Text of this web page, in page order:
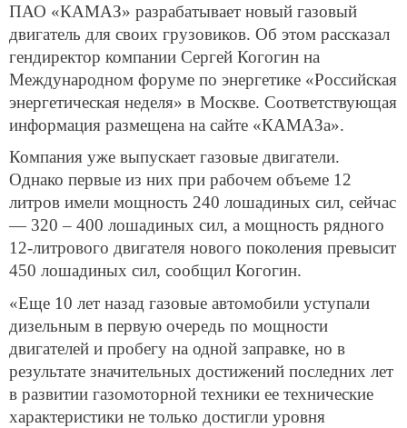
ПАО «КАМАЗ» разрабатывает новый газовый
двигатель для своих грузовиков. Об этом рассказал
гендиректор компании Сергей Когогин на
Международном форуме по энергетике «Российская
энергетическая неделя» в Москве. Соответствующая
информация размещена на сайте «КАМАЗа».
Компания уже выпускает газовые двигатели.
Однако первые из них при рабочем объеме 12
литров имели мощность 240 лошадиных сил, сейчас
— 320 – 400 лошадиных сил, а мощность рядного
12-литрового двигателя нового поколения превысит
450 лошадиных сил, сообщил Когогин.
«Еще 10 лет назад газовые автомобили уступали
дизельным в первую очередь по мощности
двигателей и пробегу на одной заправке, но в
результате значительных достижений последних лет
в развитии газомоторной техники ее технические
характеристики не только достигли уровня